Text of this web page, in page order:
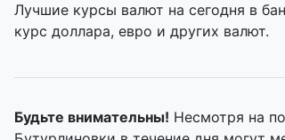
Лучшие курсы валют на сегодня в
курс доллара, евро и других валют.
Будьте внимательны! Несмотря на